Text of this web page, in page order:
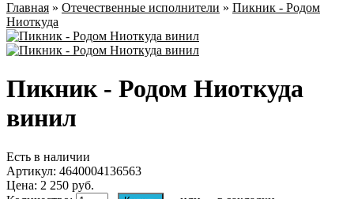
Главная » Отечественные исполнители » Пикник - Родом
Ниоткуда
Пикник - Родом Ниоткуда
винил
Есть в наличии
Артикул: 4640004136563
Цена: 2 250 руб.